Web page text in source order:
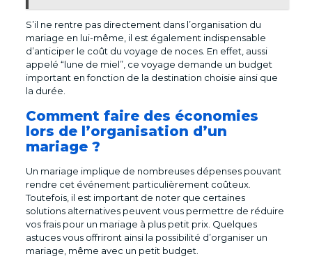
S’il ne rentre pas directement dans l’organisation du
mariage en lui-même, il est également indispensable
d’anticiper le coût du voyage de noces. En effet, aussi
appelé “lune de miel”, ce voyage demande un budget
important en fonction de la destination choisie ainsi que
la durée.
Comment faire des économies
lors de l’organisation d’un
mariage ?
Un mariage implique de nombreuses dépenses pouvant
rendre cet événement particulièrement coûteux.
Toutefois, il est important de noter que certaines
solutions alternatives peuvent vous permettre de réduire
vos frais pour un mariage à plus petit prix. Quelques
astuces vous offriront ainsi la possibilité d’organiser un
mariage, même avec un petit budget.